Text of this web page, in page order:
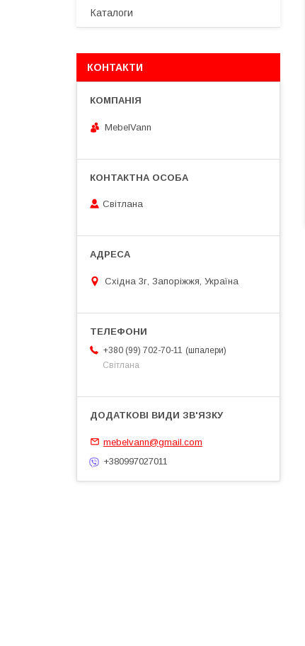
Каталоги
КОНТАКТИ
MebelVann
Світлана
Східна 3г, Запоріжжя, Україна
+380 (99) 702-70-11
шпалери
Світлана
mebelvann@gmail.com
+380997027011